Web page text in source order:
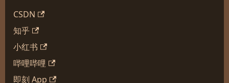
CSDN
知乎
小红书
哔哩哔哩
即刻 App